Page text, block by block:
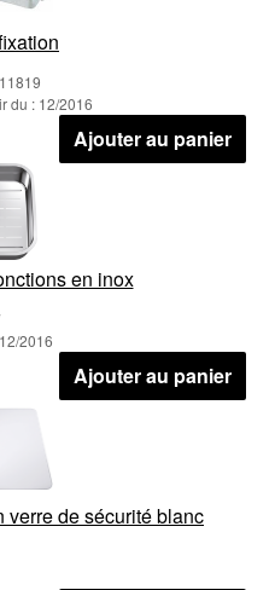
du : 12/2016
Ajouter au panier
en inox
2016
Ajouter au panier
verre de sécurité blanc